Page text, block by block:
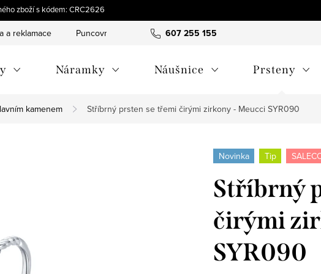
zboží s kódem: CRC2626
607 255 155
a reklamace Puncovní značky Hodnocení obchodu
Náramky Náušnice Prsteny
kamenem Stříbrný prsten se třemi čirými zirkony - Meucci SYR090
Novinka Tip
Stříbrný
čirými
SYR090